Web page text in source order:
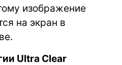
изображение
на экран в
Ultra Clear